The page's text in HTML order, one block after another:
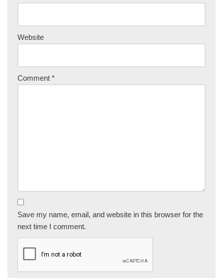
Website
Comment *
Save my name, email, and website in this browser for the
next time I comment.